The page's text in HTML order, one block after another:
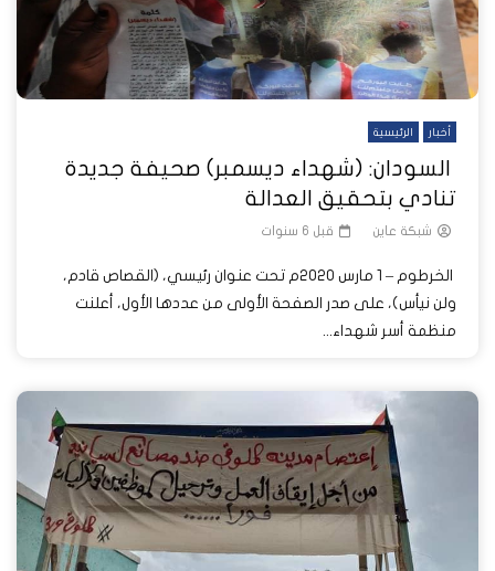
أخبار الرئيسية
السودان: (شهداء ديسمبر) صحيفة جديدة
تنادي بتحقيق العدالة
شبكة عاين قبل 6 سنوات
الخرطوم – 1 مارس 2020م تحت عنوان رئيسي، (القصاص قادم،
ولن نيأس)، على صدر الصفحة الأولى من عددها الأول، أعلنت
منظمة أسر شهداء...